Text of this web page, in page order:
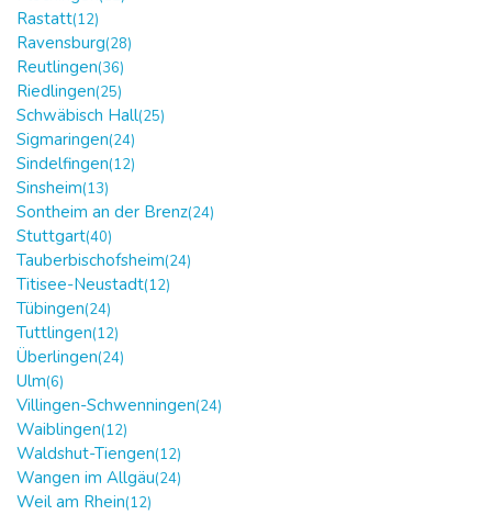
Rastatt(12)
Ravensburg(28)
Reutlingen(36)
Riedlingen(25)
Schwäbisch Hall(25)
Sigmaringen(24)
Sindelfingen(12)
Sinsheim(13)
Sontheim an der Brenz(24)
Stuttgart(40)
Tauberbischofsheim(24)
Titisee-Neustadt(12)
Tübingen(24)
Tuttlingen(12)
Überlingen(24)
Ulm(6)
Villingen-Schwenningen(24)
Waiblingen(12)
Waldshut-Tiengen(12)
Wangen im Allgäu(24)
Weil am Rhein(12)